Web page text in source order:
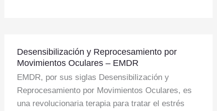
Desensibilización y Reprocesamiento por
Movimientos Oculares – EMDR
EMDR, por sus siglas Desensibilización y
Reprocesamiento por Movimientos Oculares, es
una revolucionaria terapia para tratar el estrés
y
Reprocesamiento
por
Movimientos
Oculares